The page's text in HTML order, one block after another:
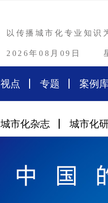
以传播城市化专业知识
2026年08月09日
视点 专题 案例
城市化杂志 城市化